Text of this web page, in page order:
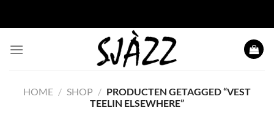
HOME / SHOP / PRODUCTEN GETAGGED “VEST
TEELIN ELSEWHERE”